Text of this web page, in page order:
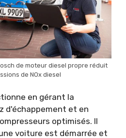
de moteur diesel propre réduit
de NOx diesel
en gérant la
d'échappement et en
optimisés. Il
voiture est démarrée et